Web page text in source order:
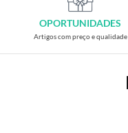
OPORTUNIDADES
Artigos com preço e qualidade